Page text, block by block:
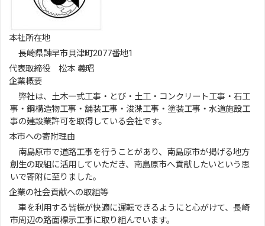
本社所在地
長崎県諫早市貝津町2077番地1
代表取締役 松本 義昭
企業概要
弊社は、土木一式工事・とび・土工・コンクリート工事・石工
事・鋼構造物工事・舗装工事・浚渫工事・塗装工事・水道施設工
事の建設業許可を取得している会社です。
本市への寄附理由
南島原市で道路工事を行うことがあり、南島原市が掲げる地方
創生の取組に活用していただき、南島原市へ貢献したいという思
いで寄附に至りました。
企業の社会貢献への取組等
車を利用する皆様が快適に運転できるようにと心がけて、長崎
市周辺の路面標示工事に取り組んでいます。